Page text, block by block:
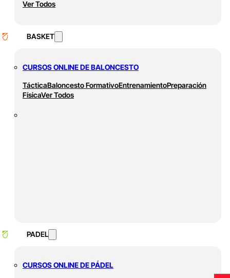
Ver Todos
BASKET
CURSOS ONLINE DE BALONCESTO
TácticaBaloncesto FormativoEntrenamientoPreparación
FísicaVer Todos
PADEL
CURSOS ONLINE DE PÁDEL